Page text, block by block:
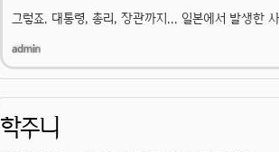
그렇죠. 대통령, 총리, 장관까지... 일본에서 발생한
학주니